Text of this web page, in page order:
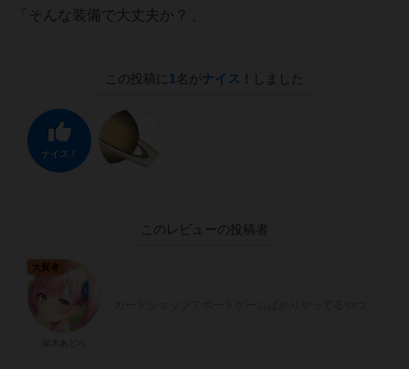
「そんな装備で大丈夫か？」
この投稿に 1 名がナイス！ しました
ナイス！
このレビューの投稿者
大賢者